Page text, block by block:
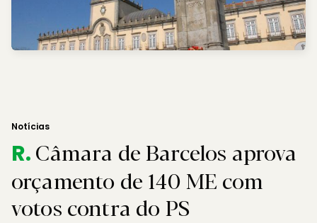
Notícias
R.Câmara de Barcelos aprova
orçamento de 140 ME com
votos contra do PS